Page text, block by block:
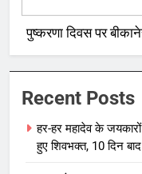
पुष्करणा दिवस पर
Recent Posts
हर-हर महादेव के
हुए शिवभक्त, 10 दिन